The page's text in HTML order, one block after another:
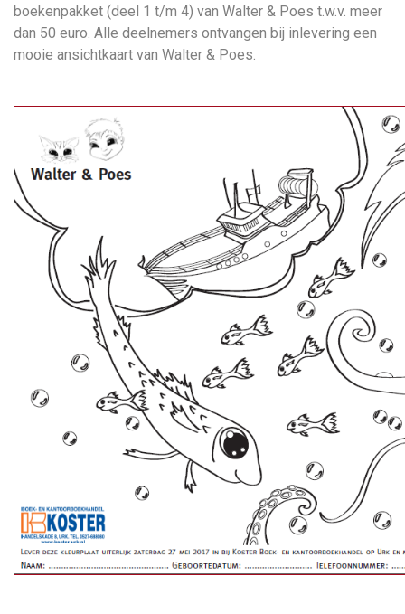
boekenpakket (deel 1 t/m 4) van Walter & Poes t.w.v. meer
dan 50 euro. Alle deelnemers ontvangen bij inlevering een
mooie ansichtkaart van Walter & Poes.